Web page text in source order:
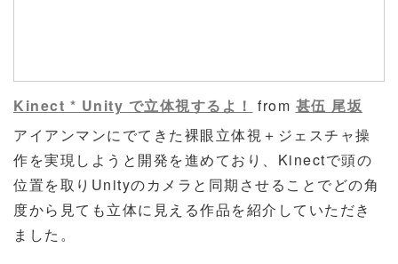
Kinect * Unity で立体視するよ！ from 甚伍 尾坂
アイアンマンにでてきた裸眼立体視＋ジェスチャ操
作を実現しようと開発を進めており、Kinectで頭の
位置を取りUnityのカメラと同期させることでどの角
度から見ても立体に見える作品を紹介していただき
ました。